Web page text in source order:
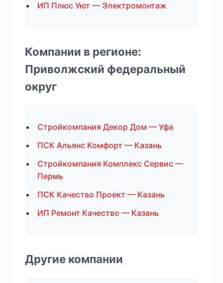
ИП Плюс Уют — Электромонтаж
Компании в регионе:
Приволжский федеральный
округ
Стройкомпания Декор Дом — Уфа
ПСК Альянс Комфорт — Казань
Стройкомпания Комплекс Сервис —
Пермь
ПСК Качество Проект — Казань
ИП Ремонт Качество — Казань
Другие компании